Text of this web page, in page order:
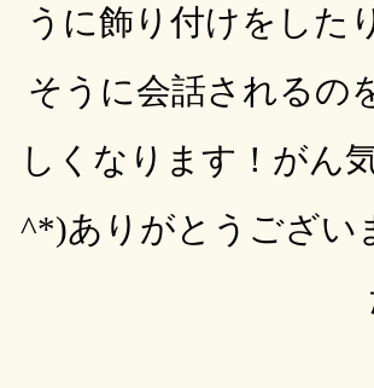
うに飾り付けをした
そうに会話されるの
しくなります！がん
^*)ありがとうござい